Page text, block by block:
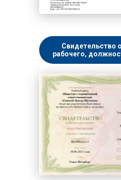
Свидетельство
рабочего,